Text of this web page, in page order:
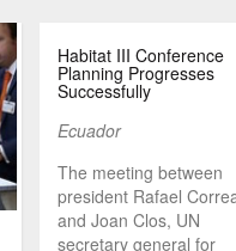
Habitat III Conference
Planning Progresses
Successfully
Ecuador
The meeting between
president Rafael
and Joan Clos, UN
secretary general for